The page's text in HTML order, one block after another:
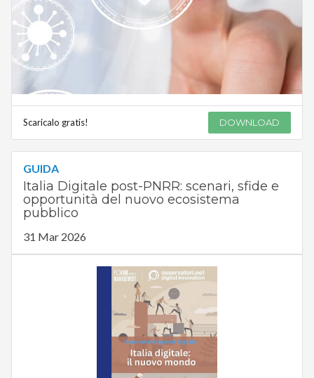
Scaricalo gratis! DOWNLOAD
GUIDA
Italia Digitale post-PNRR: scenari, sfide e
opportunità del nuovo ecosistema
pubblico
31 Mar 2026